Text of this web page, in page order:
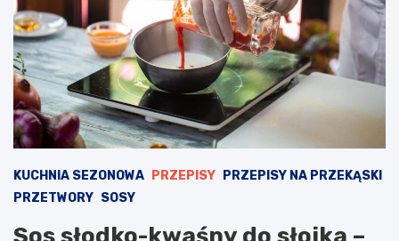
KUCHNIA SEZONOWA PRZEPISY
PRZEPISY NA PRZEKĄSKI
PRZETWORY SOSY